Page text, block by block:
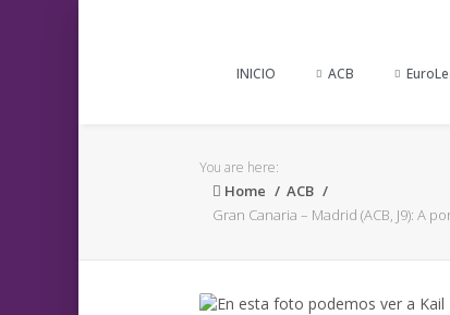
INICIO ACB
You are here:
Home
ACB
Gran Canaria – Madrid (ACB, J9): A